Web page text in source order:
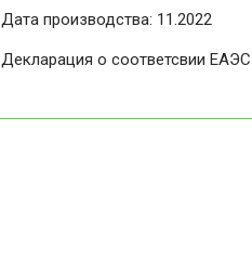
Дата производства: 11.2022
Декларация о соответсвии